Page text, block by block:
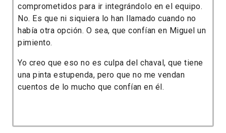
comprometidos para ir integrándolo en el equipo.
No. Es que ni siquiera lo han llamado cuando no
había otra opción. O sea, que confían en Miguel un
pimiento.
Yo creo que eso no es culpa del chaval, que tiene
una pinta estupenda, pero que no me vendan
cuentos de lo mucho que confían en él.